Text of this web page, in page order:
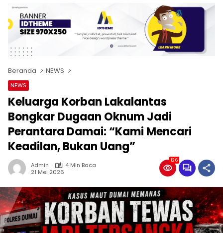
Beranda NEWS
NEWS
Keluarga Korban Lakalantas
Bongkar Dugaan Oknum Jadi
Perantara Damai: “Kami Mencari
Keadilan, Bukan Uang”
Admin
4 Min Baca
21 Mei 2026
126